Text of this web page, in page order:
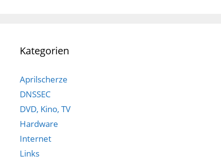
Kategorien
Aprilscherze
DNSSEC
DVD, Kino, TV
Hardware
Internet
Links